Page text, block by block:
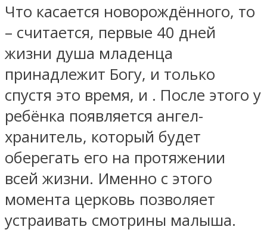
Что касается новорождённого, то
– считается, первые 40 дней
жизни душа младенца
принадлежит Богу, и только
спустя это время, и . После этого у
ребёнка появляется ангел-
хранитель, который будет
оберегать его на протяжении
всей жизни. Именно с этого
момента церковь позволяет
устраивать смотрины малыша.